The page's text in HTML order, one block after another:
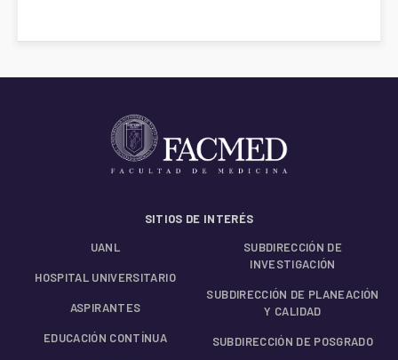
SITIOS DE INTERÉS
UANL
HOSPITAL UNIVERSITARIO
ASPIRANTES
EDUCACIÓN CONTÍNUA
SUBDIRECCIÓN DE
INVESTIGACIÓN
SUBDIRECCIÓN DE PLANEACIÓN
Y CALIDAD
SUBDIRECCIÓN DE POSGRADO